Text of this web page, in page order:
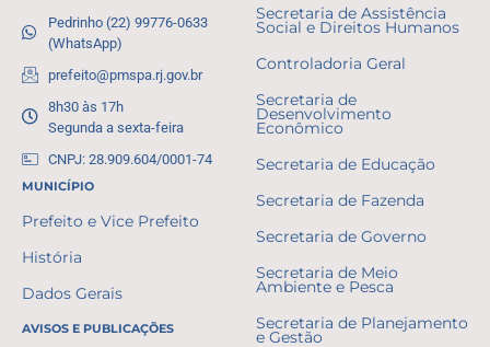
Pedrinho (22) 99776-0633
(WhatsApp)
prefeito@pmspa.rj.gov.br
8h30 às 17h
Segunda a sexta-feira
CNPJ: 28.909.604/0001-74
MUNICÍPIO
Prefeito e Vice Prefeito
História
Dados Gerais
AVISOS E PUBLICAÇÕES
Secretaria de Assistência
Social e Direitos Humanos
Controladoria Geral
Secretaria de
Desenvolvimento
Econômico
Secretaria de Educação
Secretaria de Fazenda
Secretaria de Governo
Secretaria de Meio
Ambiente e Pesca
Secretaria de Planejamento
e Gestão